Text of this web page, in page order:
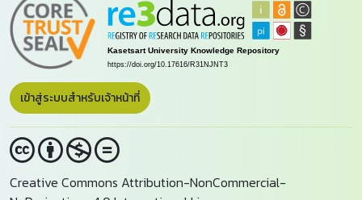
เข้าสู่ระบบสำหรับเจ้าหน้าที่
Creative Commons Attribution-NonCommercial-